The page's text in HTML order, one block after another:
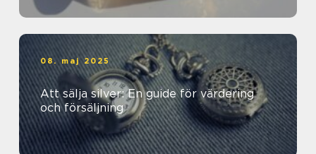
08. maj 2025
Att sälja silver: En guide för värdering
och försäljning